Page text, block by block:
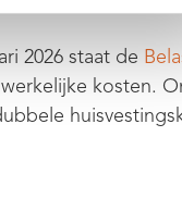
2026 staat de
kosten.